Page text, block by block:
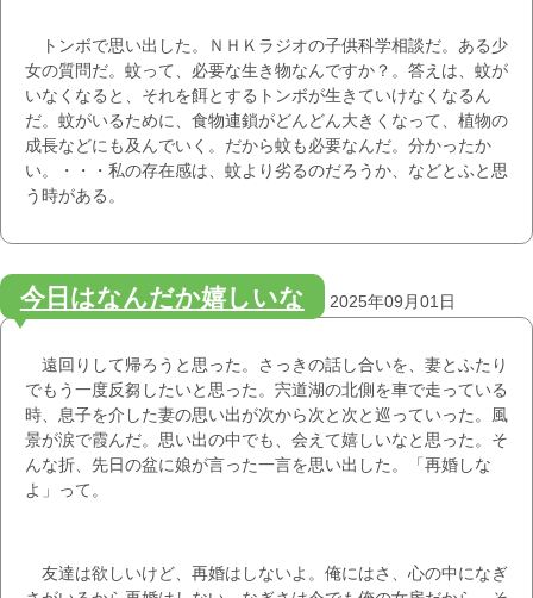
トンボで思い出した。ＮＨＫラジオの子供科学相談だ。ある少
女の質問だ。蚊って、必要な生き物なんですか？。答えは、蚊が
いなくなると、それを餌とするトンボが生きていけなくなるん
だ。蚊がいるために、食物連鎖がどんどん大きくなって、植物の
成長などにも及んでいく。だから蚊も必要なんだ。分かったか
い。・・・私の存在感は、蚊より劣るのだろうか、などとふと思
う時がある。
今日はなんだか嬉しいな 2025年09月01日
遠回りして帰ろうと思った。さっきの話し合いを、妻とふたり
でもう一度反芻したいと思った。宍道湖の北側を車で走っている
時、息子を介した妻の思い出が次から次と次と巡っていった。風
景が涙で霞んだ。思い出の中でも、会えて嬉しいなと思った。そ
んな折、先日の盆に娘が言った一言を思い出した。「再婚しな
よ」って。
友達は欲しいけど、再婚はしないよ。俺にはさ、心の中になぎ